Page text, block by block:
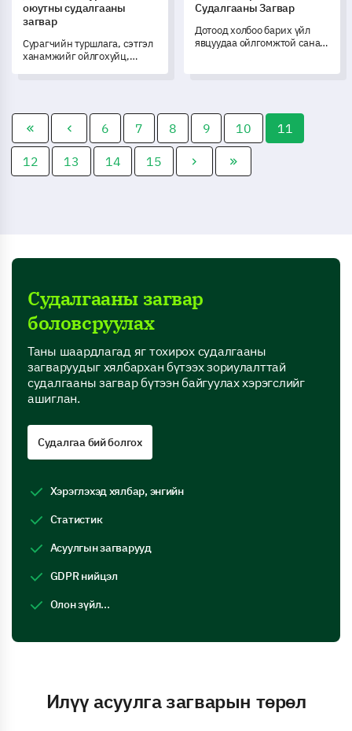
оюутны судалгааны
загвар
Сурагчийн туршлага, сэтгэл
ханамжийг ойлгохуйц,
Судалгааны Загвар
Дотоод холбоо барих үйл
явцуудаа ойлгомжтой санал
6 7 8 9 10 11
12 13 14 15
Судалгааны загвар
боловсруулах
Таны шаардлагад яг тохирох судалгааны
загваруудыг хялбархан бүтээх зориулалттай
судалгааны загвар бүтээн байгуулах хэрэгслийг
ашиглан.
Судалгаа бий болгох
Хэрэглэхэд хялбар, энгийн
Статистик
Асуулгын загварууд
GDPR нийцэл
Олон зүйл...
Илүү асуулга загварын төрөл